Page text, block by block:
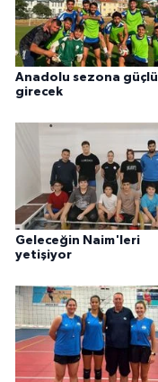
Anadolu sezona güçlü
girecek
Geleceğin Naim'leri
yetişiyor